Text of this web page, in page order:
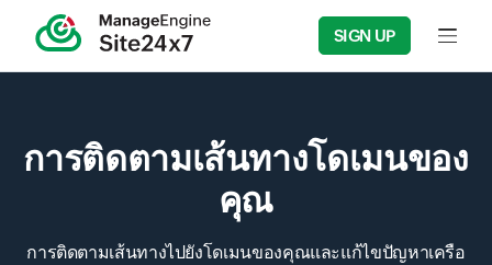
SIGN UP Input
การติดตามเส้นทางโดเมนของ
คุณ
การติดตามเส้นทางไปยังโดเมนของคุณและแก้ไขปัญหาเครือ